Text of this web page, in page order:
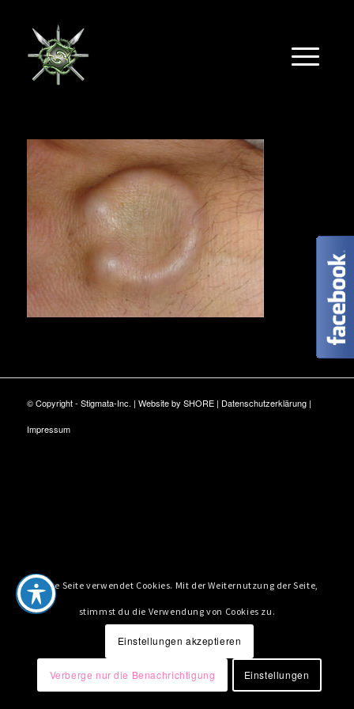
© Copyright - Stigmata-Inc. | Website by SHORE| Datenschutzerklärung|
Impressum
Diese Seite verwendet Cookies. Mit der Weiternutzung der Seite,
stimmst du die Verwendung von Cookies zu.
Einstellungen akzeptieren
Verberge nur die Benachrichtigung Einstellungen